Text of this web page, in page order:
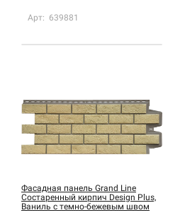
Арт: 639881
Фасадная панель Grand Line
Состаренный кирпич Design Plus,
Ваниль с темно-бежевым швом